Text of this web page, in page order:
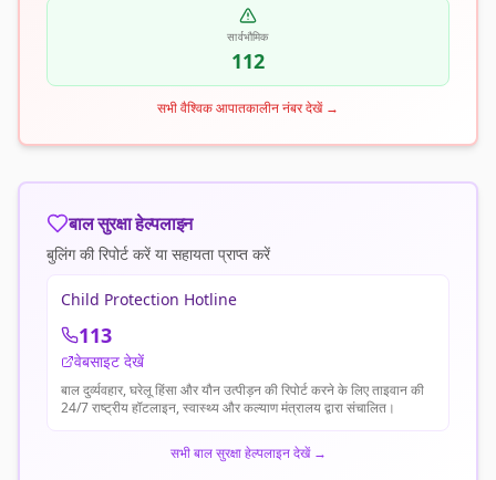
सार्वभौमिक
112
सभी वैश्विक आपातकालीन नंबर देखें→
बाल सुरक्षा हेल्पलाइन
बुलिंग की रिपोर्ट करें या सहायता प्राप्त करें
Child Protection Hotline
113
वेबसाइट देखें
बाल दुर्व्यवहार, घरेलू हिंसा और यौन उत्पीड़न की रिपोर्ट करने के लिए ताइवान की
24/7 राष्ट्रीय हॉटलाइन, स्वास्थ्य और कल्याण मंत्रालय द्वारा संचालित।
सभी बाल सुरक्षा हेल्पलाइन देखें→